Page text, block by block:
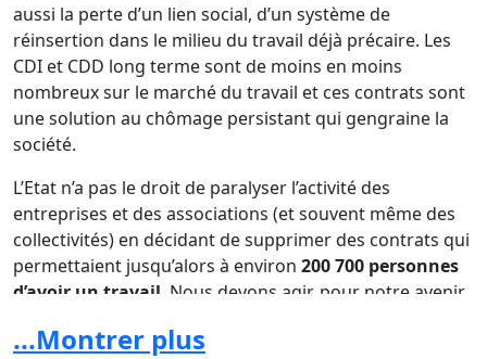
aussi la perte d’un lien social, d’un système de
réinsertion dans le milieu du travail déjà précaire. Les
CDI et CDD long terme sont de moins en moins
nombreux sur le marché du travail et ces contrats sont
une solution au chômage persistant qui gengraine la
société.
L’Etat n’a pas le droit de paralyser l’activité des
entreprises et des associations (et souvent même des
collectivités) en décidant de supprimer des contrats qui
permettaient jusqu’alors à environ 200 700 personnes
d’avoir un travail . Nous devons agir, pour notre avenir
...Montrer plus